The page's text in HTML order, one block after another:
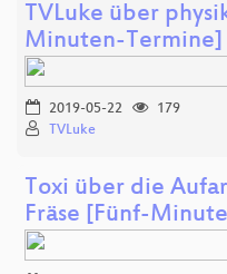
TVLuke über
Minuten-Termine]
2019-05-22
179
TVLuke
Toxi über die
Fräse [Fünf-